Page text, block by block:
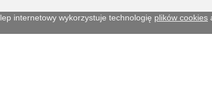
internetowy wykorzystuje technologię plików cookies